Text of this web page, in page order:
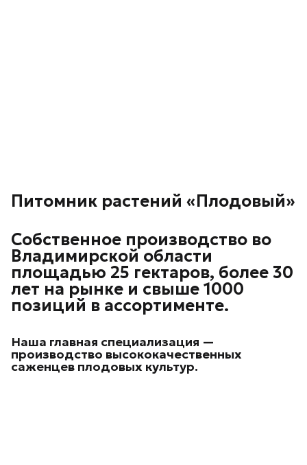
Питомник растений «Плодовый»
Собственное производство во
Владимирской области
площадью 25 гектаров, более 30
лет на рынке и свыше 1000
позиций в ассортименте.
Наша главная специализация —
производство высококачественных
саженцев плодовых культур.